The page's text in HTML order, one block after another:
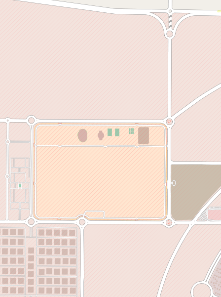
الفضاء، وتمثيل الدولة على المستوى الإقليمى والدولى فيما يتعلق بكافة
أنشطة واختصاصات الوكالة.
13 - المشاركة فى إعداد برامج التأهيل والتدريب فى المدارس والجامعات
الفضائية ذات الصلة بعمل الوكالة.
16 - تنسيق واستخدام وإدارة بيانات الأقمار الصناعية والبنية التحتية ذات
الصلة بعمل الوكالة.
مبنى آخر بينها وكالة الفضاء الأفريقية، والمكتبة الرئيسية وقاعة
المؤتمرات، ومركز الحراسات المشددة.
مصدر البيانات
المصدر :نقلًا من احدى المواقع الإخبارية الخاصة
صور المشروع